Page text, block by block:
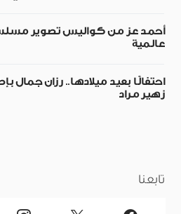
أحمد عز من كواليس تصوير
عالمية
احتفالًا بعيد ميلادها.. رزان جمال
زهير مراد
تابعنا